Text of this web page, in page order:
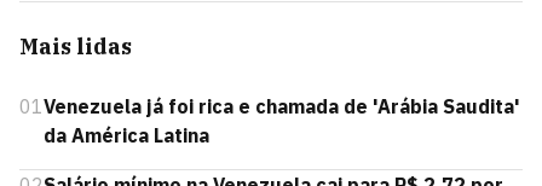
Mais lidas
01Venezuela já foi rica e chamada de 'Arábia Saudita'
da América Latina